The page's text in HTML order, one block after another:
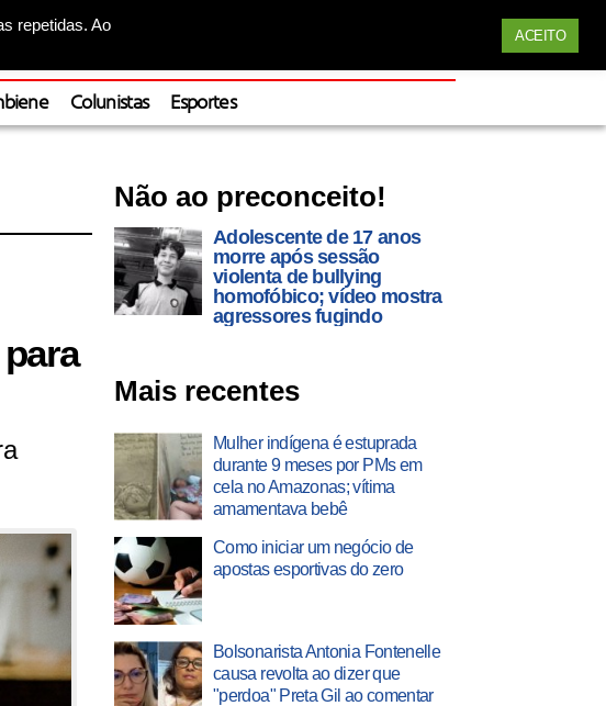
repetidas. Ao
ACEITO
Colunistas Esportes
Não ao preconceito!
Adolescente de 17 anos
morre após sessão
violenta de bullying
homofóbico; vídeo mostra
agressores fugindo
Mais recentes
Mulher indígena é estuprada
durante 9 meses por PMs em
cela no Amazonas; vítima
amamentava bebê
Como iniciar um negócio de
apostas esportivas do zero
Bolsonarista Antonia Fontenelle
causa revolta ao dizer que
"perdoa" Preta Gil ao comentar